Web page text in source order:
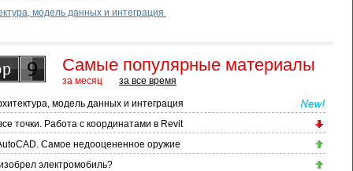
модель данных и интеграция
Самые популярные материалы
за месяц за все время
модель данных и интеграция
точки. Работа с координатами в Revit
Самое недооцененное оружие
электромобиль?